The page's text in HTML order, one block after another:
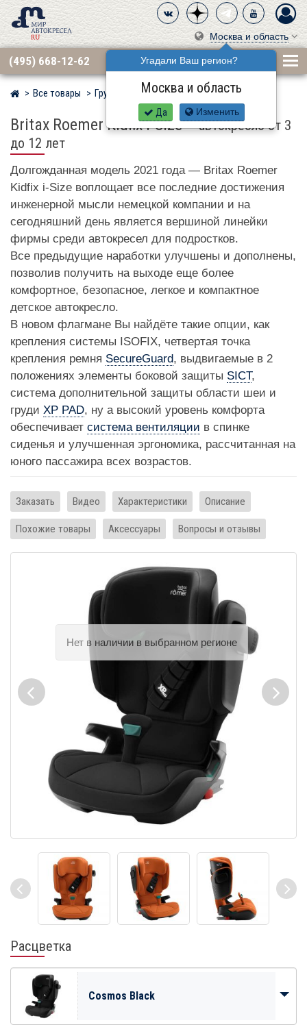
Москва и область
Угадали Ваш регион?
Москва и область
Да Изменить
(495) 668-12-62
Мир детских автокресел
Все товары Группа 2·3 (15–36 кг) BRITAX RÖMER
Britax Roemer Kidfix i-Size–автокресло от 3
до 12 лет
Долгожданная модель 2021 года — Britax Roemer
Kidfix i-Size воплощает все последние достижения
инженерной мысли немецкой компании и на
сегодняшний день является вершиной линейки
фирмы среди автокресел для подростков.
Все предыдущие наработки улучшены и дополнены,
позволив получить на выходе еще более
комфортное, безопасное, легкое и компактное
детское автокресло.
В новом флагмане Вы найдёте такие опции, как
крепления системы ISOFIX, четвертая точка
крепления ремня SecureGuard, выдвигаемые в 2
положениях элементы боковой защиты SICT,
система дополнительной защиты области шеи и
груди XP PAD, ну а высокий уровень комфорта
обеспечивает система вентиляции в спинке
сиденья и улучшенная эргономика, рассчитанная на
юного пассажира всех возрастов.
Заказать Видео Характеристики Описание
Похожие товары Аксессуары Вопросы и отзывы
Расцветка
Cosmos Black